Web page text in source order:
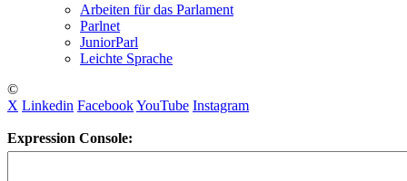
Arbeiten für das Parlament
Parlnet
JuniorParl
Leichte Sprache
©
X Linkedin FacebookYouTube Instagram
Expression Console: